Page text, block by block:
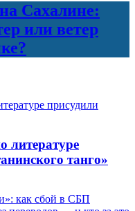
Сахалине:
или ветер
литературе
танго»